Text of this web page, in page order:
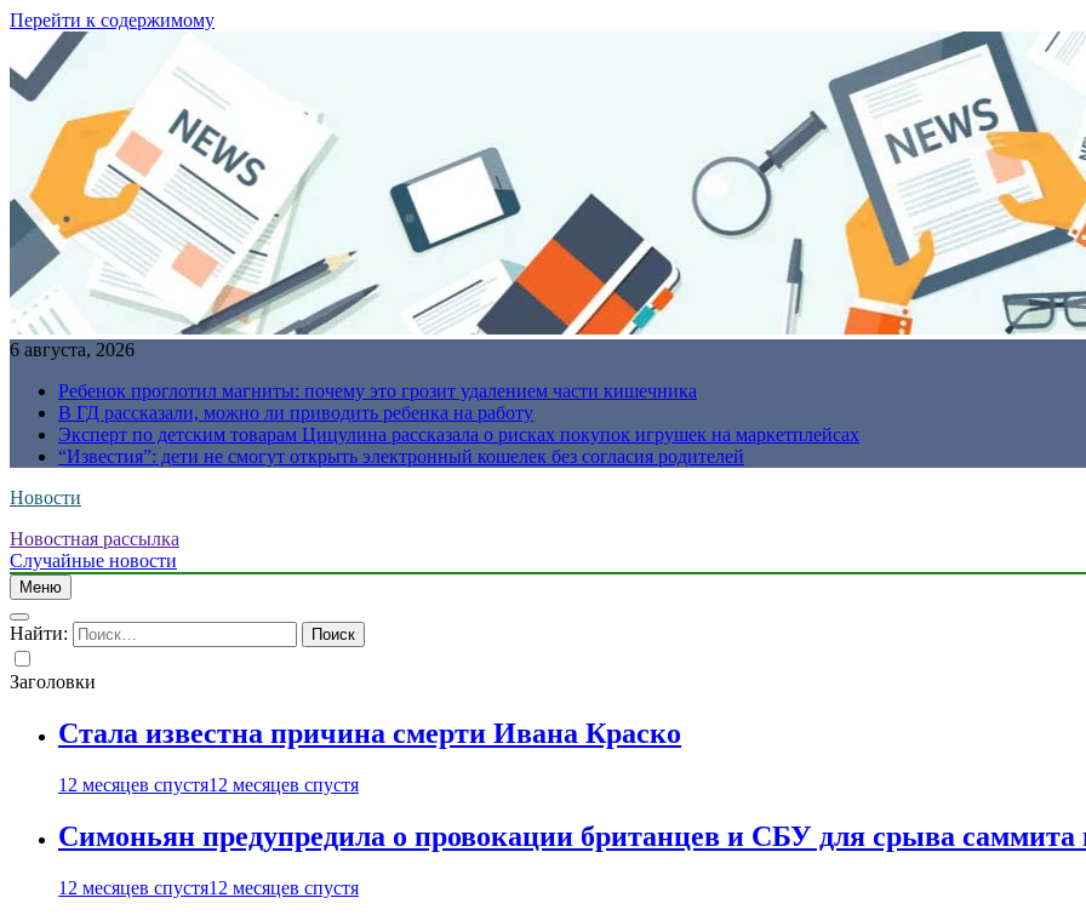
Перейти к содержимому
6 августа, 2026
Ребенок проглотил магниты: почему это грозит удалением части кишечника
В ГД рассказали, можно ли приводить ребенка на работу
Эксперт по детским товарам Цицулина рассказала о рисках покупок игрушек на маркетплейсах
“Известия”: дети не смогут открыть электронный кошелек без согласия родителей
Новости
Новостная рассылка
Случайные новости
Меню
Найти:
Заголовки
Стала известна причина смерти Ивана Краско
12 месяцев спустя12 месяцев спустя
Симоньян предупредила о провокации британцев и СБУ для срыва саммита
12 месяцев спустя12 месяцев спустя